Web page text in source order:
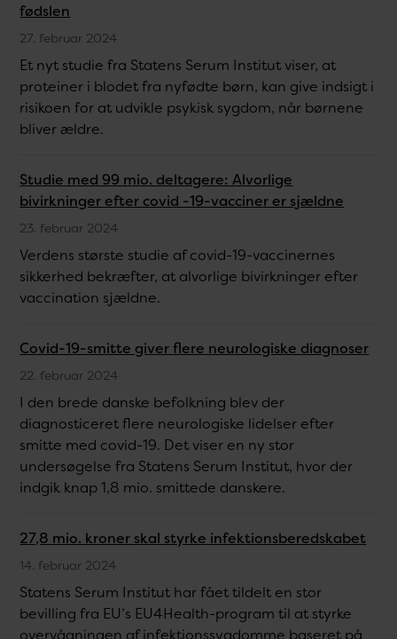
fødslen
27. februar 2024
Et nyt studie fra Statens Serum Institut viser, at
proteiner i blodet fra nyfødte børn, kan give indsigt i
risikoen for at udvikle psykisk sygdom, når børnene
bliver ældre.
Studie med 99 mio. deltagere: Alvorlige
bivirkninger efter covid -19-vacciner er sjældne
23. februar 2024
Verdens største studie af covid-19-vaccinernes
sikkerhed bekræfter, at alvorlige bivirkninger efter
vaccination sjældne.
Covid-19-smitte giver flere neurologiske diagnoser
22. februar 2024
I den brede danske befolkning blev der
diagnosticeret flere neurologiske lidelser efter
smitte med covid-19. Det viser en ny stor
undersøgelse fra Statens Serum Institut, hvor der
indgik knap 1,8 mio. smittede danskere.
27,8 mio. kroner skal styrke infektionsberedskabet
14. februar 2024
Statens Serum Institut har fået tildelt en stor
bevilling fra EU’s EU4Health-program til at styrke
overvågningen af infektionssygdomme baseret på